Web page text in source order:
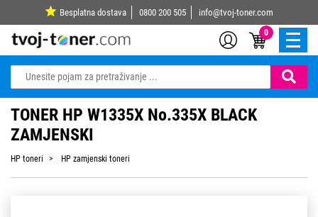
Besplatna dostava 0800 200 505 info@tvoj-toner.com
0
TONER HP W1335X No.335X BLACK
ZAMJENSKI
HP toneri HP zamjenski toneri